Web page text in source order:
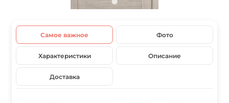
Самое важное Фото
Характеристики Описание
Доставка